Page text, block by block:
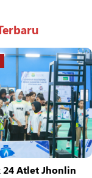
24 Atlet Jhonlin